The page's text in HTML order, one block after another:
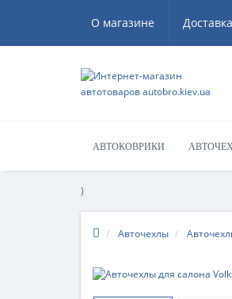
О магазине Доставка
АВТОКОВРИКИ
)
Авточехлы